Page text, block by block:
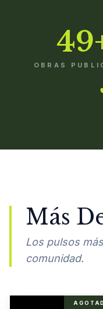
OBRAS
Más
Los pulsos
comunidad.